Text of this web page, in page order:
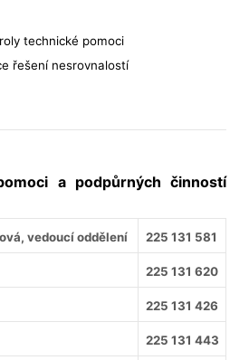
technické pomoci
řešení nesrovnalostí
a podpůrných činností
vedoucí oddělení 225 131 581
225 131 620
225 131 426
225 131 443